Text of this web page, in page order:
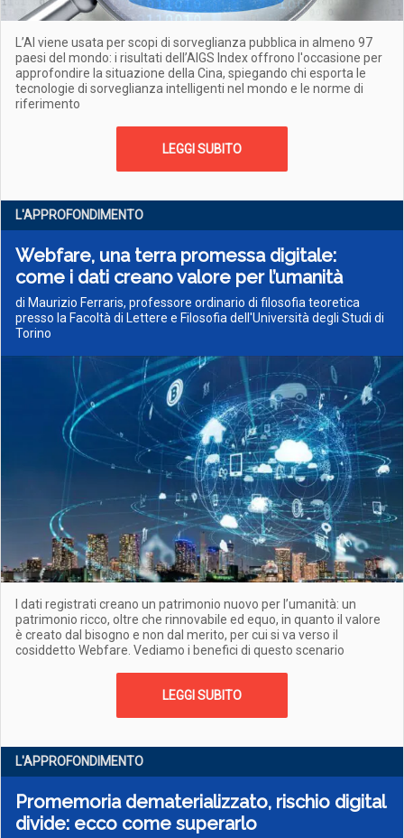
L’AI viene usata per scopi di sorveglianza pubblica in almeno 97
paesi del mondo: i risultati dell’AIGS Index offrono l'occasione per
approfondire la situazione della Cina, spiegando chi esporta le
tecnologie di sorveglianza intelligenti nel mondo e le norme di
riferimento
LEGGI SUBITO
L'APPROFONDIMENTO
Webfare, una terra promessa digitale:
come i dati creano valore per l’umanità
di Maurizio Ferraris, professore ordinario di filosofia teoretica
presso la Facoltà di Lettere e Filosofia dell'Università degli Studi di
Torino
I dati registrati creano un patrimonio nuovo per l’umanità: un
patrimonio ricco, oltre che rinnovabile ed equo, in quanto il valore
è creato dal bisogno e non dal merito, per cui si va verso il
cosiddetto Webfare. Vediamo i benefici di questo scenario
LEGGI SUBITO
L'APPROFONDIMENTO
Promemoria dematerializzato, rischio digital
divide: ecco come superarlo